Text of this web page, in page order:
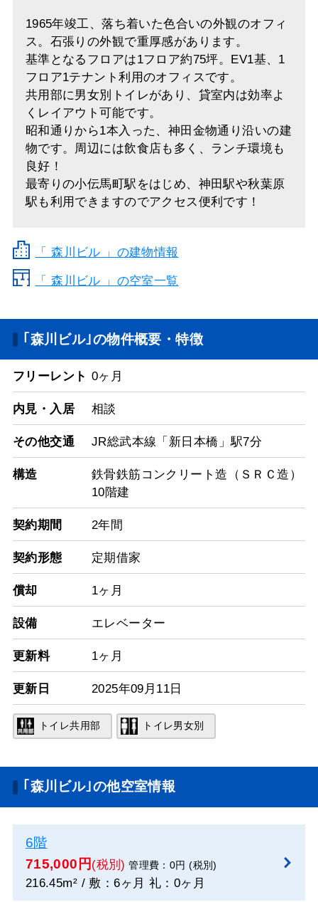
1965年竣工、落ち着いた色合いの外観のオフィ
ス。石張りの外観で重厚感があります。
基準となるフロアは1フロア約75坪。EV1基、1
フロア1テナント利用のオフィスです。
共用部に男女別トイレがあり、貸室内は効率よ
くレイアウト可能です。
昭和通りから1本入った、神田金物通り沿いの建
物です。周辺には飲食店も多く、ランチ環境も
良好！
最寄りの小伝馬町駅をはじめ、神田駅や秋葉原
駅も利用できますのでアクセス便利です！
「森川ビル 」の建物情報
「 森川ビル 」の空室一覧
｢森川ビル｣の物件概要・特徴
フリーレント 0ヶ月
内見・入居 相談
その他交通 JR総武本線「新日本橋」駅7分
構造
鉄骨鉄筋コンクリート造（ＳＲＣ造）
10階建
契約期間 2年間
契約形態 定期借家
償却 1ヶ月
設備 エレベーター
更新料 1ヶ月
更新日 2025年09月11日
トイレ共用部 トイレ男女別
｢森川ビル｣の他空室情報
6階
715,000円 (税別) 管理費：0円 (税別)
216.45m² / 敷：6ヶ月 礼：0ヶ月